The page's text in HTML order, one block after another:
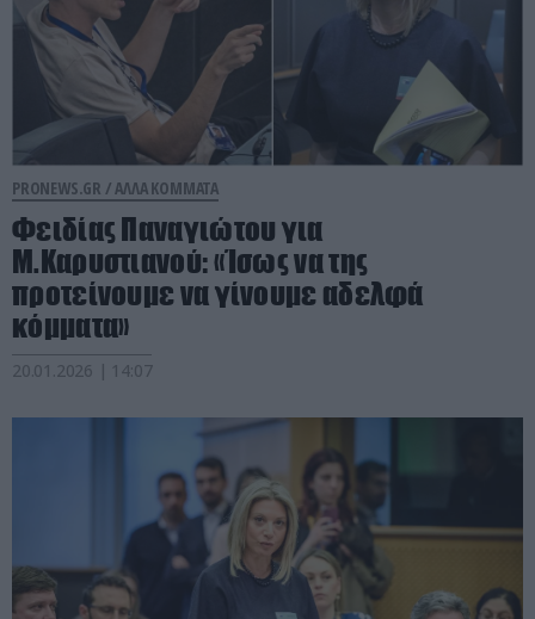
PRONEWS.GR /ΑΛΛΑ ΚΟΜΜΑΤΑ
Φειδίας Παναγιώτου για
Μ.Καρυστιανού: «Ίσως να της
προτείνουμε να γίνουμε αδελφά
κόμματα»
20.01.2026 | 14:07